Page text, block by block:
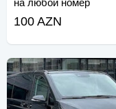
100 AZN